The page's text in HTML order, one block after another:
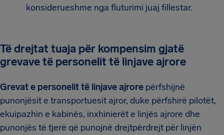
konsiderueshme nga fluturimi juaj fillestar.
Të drejtat tuaja për kompensim gjatë
grevave të personelit të linjave ajrore
Grevat e personelit të linjave ajrore përfshijnë
punonjësit e transportuesit ajror, duke përfshirë pilotët,
ekuipazhin e kabinës, inxhinierët e linjës ajrore dhe
punonjës të tjerë që punojnë drejtpërdrejt për linjën